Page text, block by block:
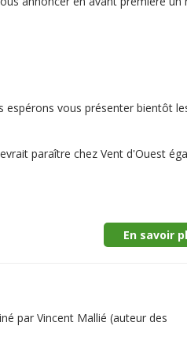
espérons vous présenter bientôt
paraître chez Vent d'Ouest
En savoir
par Vincent Mallié (auteur des